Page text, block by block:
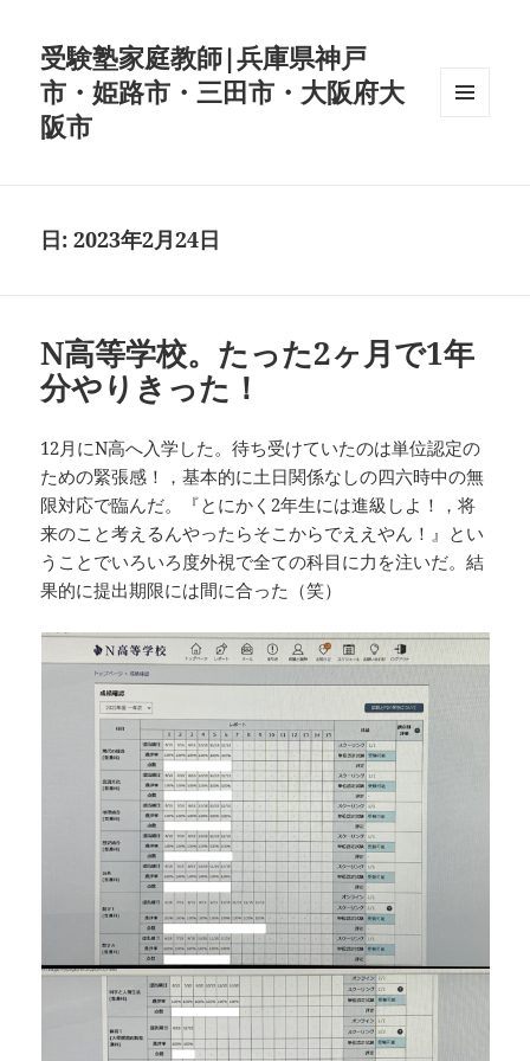
受験塾家庭教師|兵庫県神戸
市・姫路市・三田市・大阪府大
阪市
日:2023年2月24日
N高等学校。たった2ヶ月で1年
分やりきった！
12月にN高へ入学した。待ち受けていたのは単位認定の
ための緊張感！，基本的に土日関係なしの四六時中の無
限対応で臨んだ。『とにかく2年生には進級しよ！，将
来のこと考えるんやったらそこからでええやん！』とい
うことでいろいろ度外視で全ての科目に力を注いだ。結
果的に提出期限には間に合った（笑）